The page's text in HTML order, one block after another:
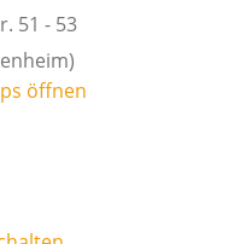
51 - 53
öffnen